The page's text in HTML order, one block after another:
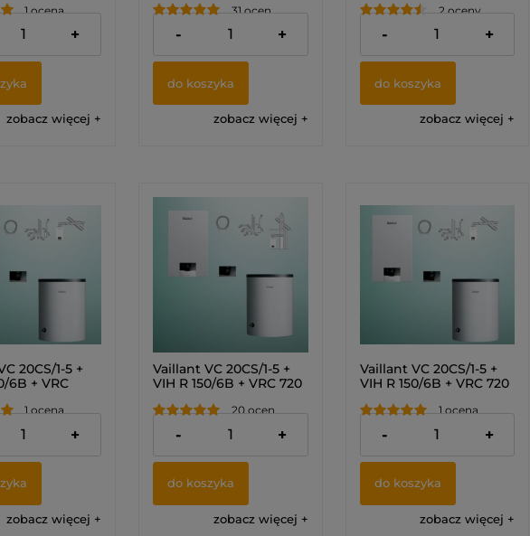
ścianę lub
1 ocena
zł +
zobacz więcej
zestaw do szachtu
(Pakiet) 0010043619
31 ocen
11 450,00 zł
- +
do koszyka
zobacz więcej
zestaw przez ścianę lub
dach (Pakiet)
0010043631
2 oceny
11 540,00 zł
- +
do koszyka
zobacz więcej
20CS/1-5 +
6B + VRC
ścianę lub
1 ocena
zł +
zobacz więcej
Vaillant VC 20CS/1-5 +
VIH R 150/6B + VRC 720
zestaw do szachtu
(Pakiet) 0010043618
20 ocen
11 350,00 zł
- +
do koszyka
zobacz więcej
Vaillant VC 20CS/1-5 +
VIH R 150/6B + VRC 720
zestaw przez ścianę lub
dach (Pakiet)
0010043630
1 ocena
11 750,00 zł
- +
do koszyka
zobacz więcej